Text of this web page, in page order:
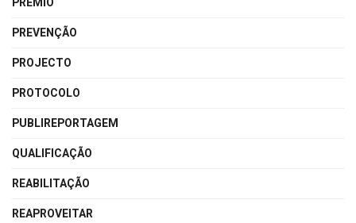
PREVENÇÃO
PROJECTO
PROTOCOLO
PUBLIREPORTAGEM
QUALIFICAÇÃO
REABILITAÇÃO
REAPROVEITAR